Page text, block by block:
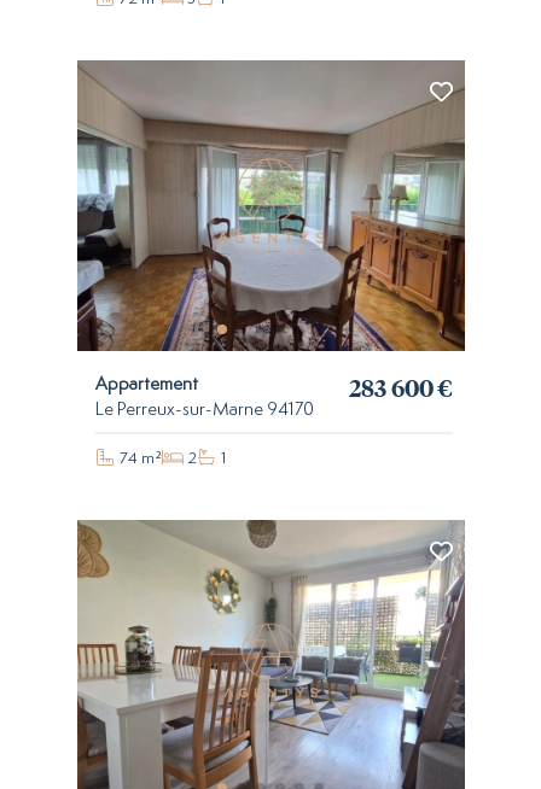
Appartement
Le Perreux-sur-Marne 94170
283 600 €
74 m² 2 1